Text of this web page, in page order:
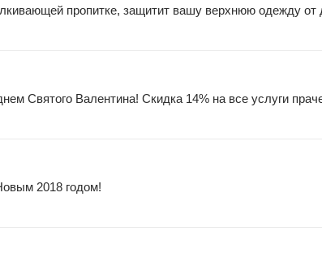
пропитке, защитит вашу верхнюю одежду от
Святого Валентина! Скидка 14% на все услуги
2018 годом!